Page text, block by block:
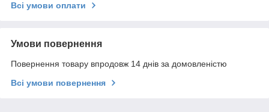
Всі умови оплати
Умови повернення
Повернення товару впродовж 14 днів за домовленістю
Всі умови повернення